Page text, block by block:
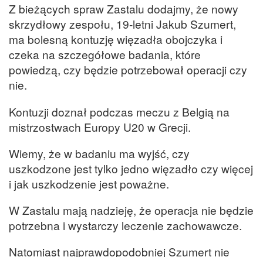
Z bieżących spraw Zastalu dodajmy, że nowy
skrzydłowy zespołu, 19-letni Jakub Szumert,
ma bolesną kontuzję więzadła obojczyka i
czeka na szczegółowe badania, które
powiedzą, czy będzie potrzebował operacji czy
nie.
Kontuzji doznał podczas meczu z Belgią na
mistrzostwach Europy U20 w Grecji.
Wiemy, że w badaniu ma wyjść, czy
uszkodzone jest tylko jedno więzadło czy więcej
i jak uszkodzenie jest poważne.
W Zastalu mają nadzieję, że operacja nie będzie
potrzebna i wystarczy leczenie zachowawcze.
Natomiast najprawdopodobniej Szumert nie